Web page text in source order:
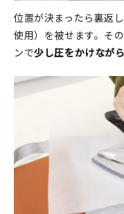
位置が決まったら裏返
使用）を被せます。そ
ンで少し圧をかけなが